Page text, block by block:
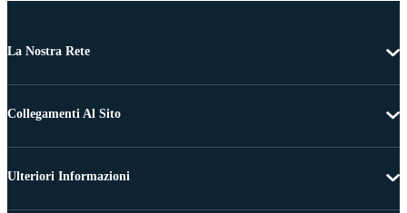
La Nostra Rete
Collegamenti Al Sito
Ulteriori Informazioni